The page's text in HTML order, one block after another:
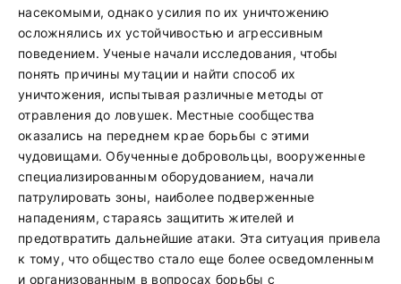
насекомыми, однако усилия по их уничтожению
осложнялись их устойчивостью и агрессивным
поведением. Ученые начали исследования, чтобы
понять причины мутации и найти способ их
уничтожения, испытывая различные методы от
отравления до ловушек. Местные сообщества
оказались на переднем крае борьбы с этими
чудовищами. Обученные добровольцы, вооруженные
специализированным оборудованием, начали
патрулировать зоны, наиболее подверженные
нападениям, стараясь защитить жителей и
предотвратить дальнейшие атаки. Эта ситуация привела
к тому, что общество стало еще более осведомленным
и организованным в вопросах борьбы с